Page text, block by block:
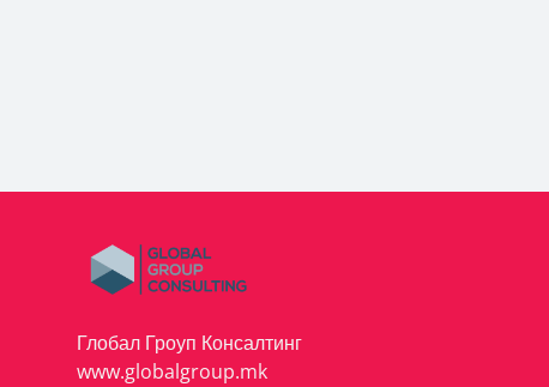
Глобал Гроуп Консалтинг
www.globalgroup.mk